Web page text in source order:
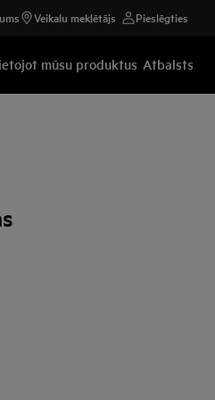
Veikalu meklētājs Pieslēgties
mūsu produktus Atbalsts